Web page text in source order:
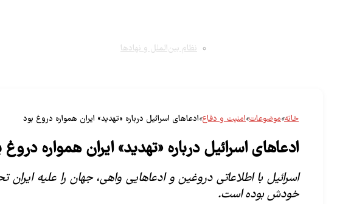
نظام بین‌الملل و نهادها
خانه»موضوعات»امنیت و دفاع»ادعاهای اسرائیل درباره «تهدید» ایران همواره دروغ بود
ادعاهای اسرائیل درباره «تهدید» ایران همواره دروغ
اسرائیل با اطلاعاتی دروغین و ادعاهایی واهی،‌ جهان را علیه
خودش بوده است.